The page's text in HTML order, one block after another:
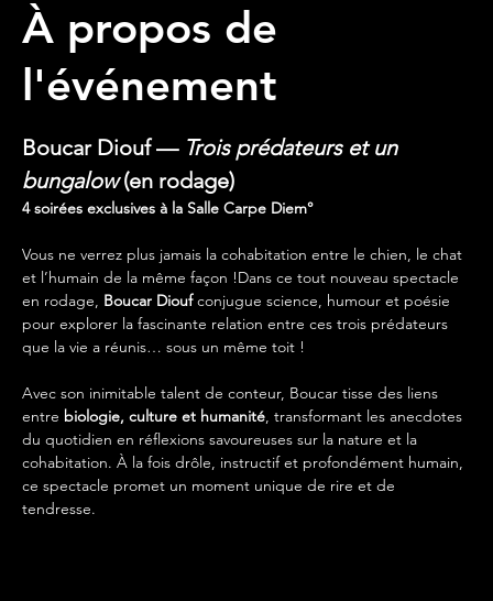
À propos de
l'événement
Boucar Diouf — Trois prédateurs et un
bungalow (en rodage)
4 soirées exclusives à la Salle Carpe Diem°
Vous ne verrez plus jamais la cohabitation entre le chien, le chat
et l’humain de la même façon !Dans ce tout nouveau spectacle
en rodage, Boucar Diouf conjugue science, humour et poésie
pour explorer la fascinante relation entre ces trois prédateurs
que la vie a réunis… sous un même toit !
Avec son inimitable talent de conteur, Boucar tisse des liens
entre biologie, culture et humanité, transformant les anecdotes
du quotidien en réflexions savoureuses sur la nature et la
cohabitation. À la fois drôle, instructif et profondément humain,
ce spectacle promet un moment unique de rire et de
tendresse.